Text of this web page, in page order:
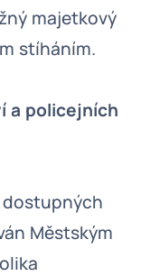
majetkový
stíháním.
a policejních
dostupných
Městským